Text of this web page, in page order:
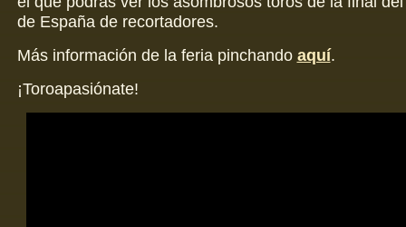
de España de recortadores.
Más información de la feria pinchando aquí.
¡Toroapasiónate!